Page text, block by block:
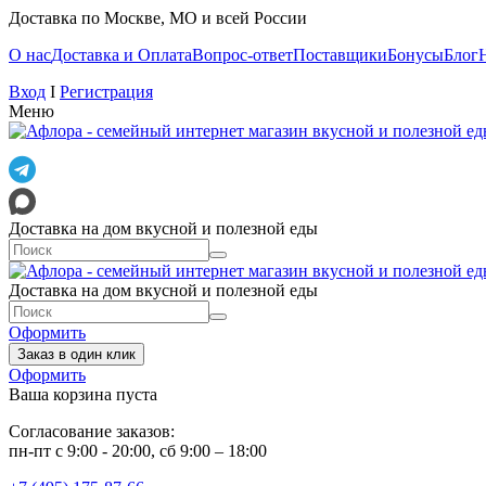
Доставка по Москве, МО и всей России
О насДоставка и ОплатаВопрос-ответПоставщикиБонусыБлог
Вход I Регистрация
Меню
Доставка на дом вкусной и полезной еды
Доставка на дом вкусной и полезной еды
Оформить
Заказ в один клик
Оформить
Ваша корзина пуста
Согласование заказов:
пн-пт с 9:00 - 20:00, сб 9:00 – 18:00